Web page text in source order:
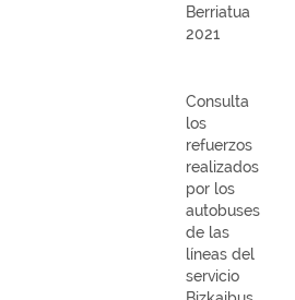
Berriatua
2021
Consulta
los
refuerzos
realizados
por los
autobuses
de las
líneas del
servicio